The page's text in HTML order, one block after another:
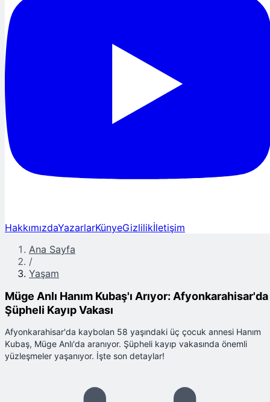
HakkımızdaYazarlarKünyeGizlilikİletişim
Ana Sayfa
/
Yaşam
Müge Anlı Hanım Kubaş'ı Arıyor: Afyonkarahisar'da
Şüpheli Kayıp Vakası
Afyonkarahisar'da kaybolan 58 yaşındaki üç çocuk annesi Hanım
Kubaş, Müge Anlı'da aranıyor. Şüpheli kayıp vakasında önemli
yüzleşmeler yaşanıyor. İşte son detaylar!